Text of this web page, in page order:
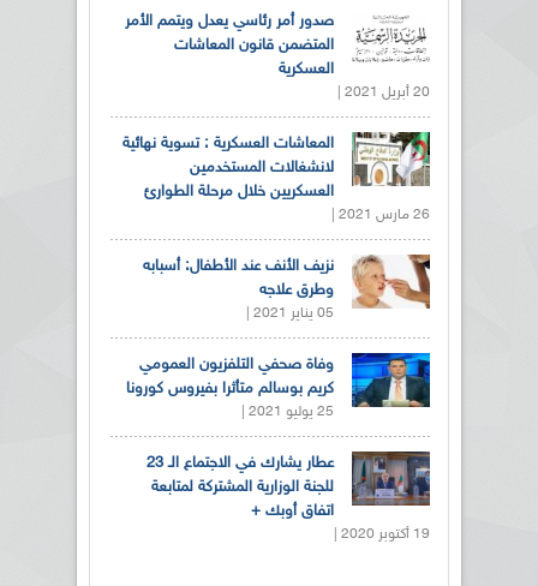
صدور أمر رئاسي يعدل ويتمم الأمر
المتضمن قانون المعاشات
العسكرية
20 أبريل 2021 |
المعاشات العسكرية : تسوية نهائية
لانشغالات المستخدمين
العسكريين خلال مرحلة الطوارئ
26 مارس 2021 |
نزيف الأنف عند الأطفال: أسبابه
وطرق علاجه
05 يناير 2021 |
وفاة صحفي التلفزيون العمومي
كريم بوسالم متأثرا بفيروس كورونا
25 يوليو 2021 |
عطار يشارك في الاجتماع الـ 23
للجنة الوزارية المشتركة لمتابعة
اتفاق أوبك +
19 أكتوبر 2020 |